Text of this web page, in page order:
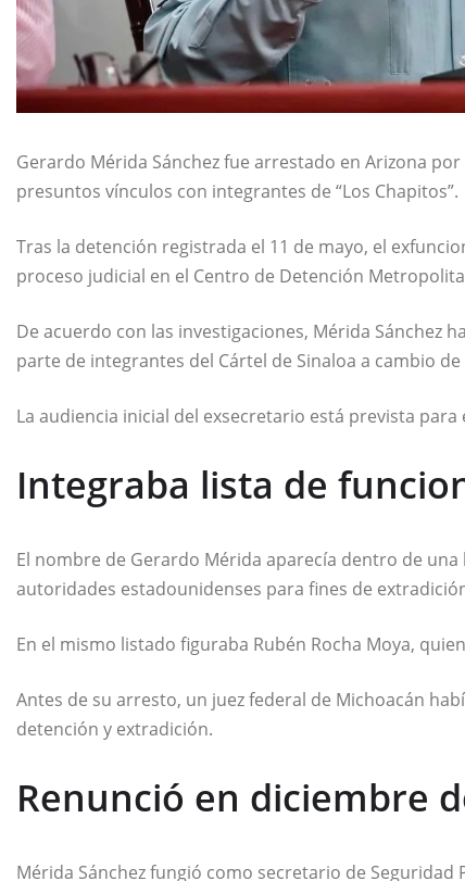
Gerardo Mérida Sánchezfue arrestado en Arizona
presuntos vínculos con integrantes de “Los Chapitos”.
Tras la detención registrada el 11 de mayo, el
proceso judicial en el Centro de Detención
De acuerdo con las investigaciones, Mérida Sánchez
parte de integrantes del Cártel de Sinaloa a cambio
La audiencia inicial del exsecretario está prevista para
Integraba lista de
El nombre de Gerardo Mérida aparecía dentro de
autoridades estadounidenses para fines de
En el mismo listado figuraba Rubén Rocha Moya,
Antes de su arresto, un juez federal de Michoacán
detención y extradición.
Renunció en diciembre
Mérida Sánchez fungió como secretario de